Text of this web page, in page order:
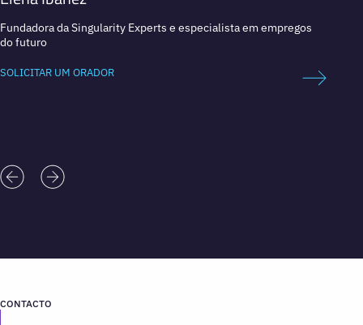
Fundadora da Singularity Experts e especialista em empregos
do futuro
SOLICITAR UM ORADOR
CONTACTO